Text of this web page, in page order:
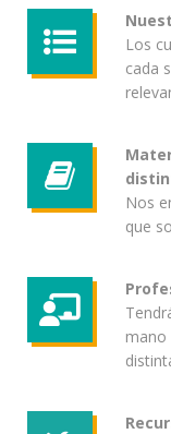
Los
cada
Nos
que
mano